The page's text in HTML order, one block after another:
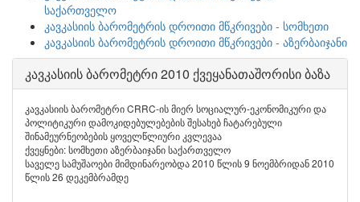
საქართველო
კავკასიის ბარომეტრის დროითი მწკრივები - სომხეთი
კავკასიის ბარომეტრის დროითი მწკრივები - აზერბაიჯანი
კავკასიის ბარომეტრი 2010 ქვეყანათაშორისი ბაზა
კავკასიის ბარომეტრი CRRC-ის მიერ სოციალურ-ეკონომიკური და
პოლიტიკური დამოკიდებულებების შესახებ ჩატარებული
შინამეურნეობების ყოველწლიური კვლევაა
ქვეყნები: სომხეთი აზერბაიჯანი საქართველო
საველე სამუშაოები მიმდინარეობდა 2010 წლის 9 ნოემბრიდან 2010
წლის 26 დეკემბრამდე